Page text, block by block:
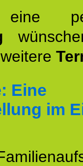
Eine
im